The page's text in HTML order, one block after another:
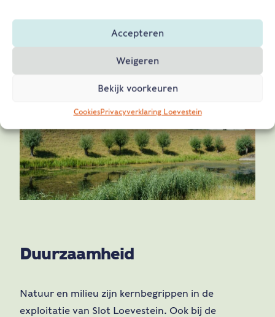
Accepteren
Weigeren
Bekijk voorkeuren
CookiesPrivacyverklaring Loevestein
Duurzaamheid
Natuur en milieu zijn kernbegrippen in de
exploitatie van Slot Loevestein. Ook bij de